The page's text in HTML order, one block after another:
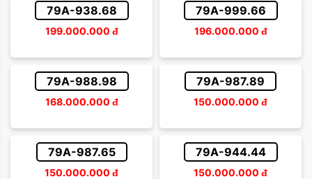
79A-938.68
199.000.000 đ
79A-999.66
196.000.000 đ
79A-988.98
168.000.000 đ
79A-987.89
150.000.000 đ
79A-987.65
150.000.000 đ
79A-944.44
150.000.000 đ